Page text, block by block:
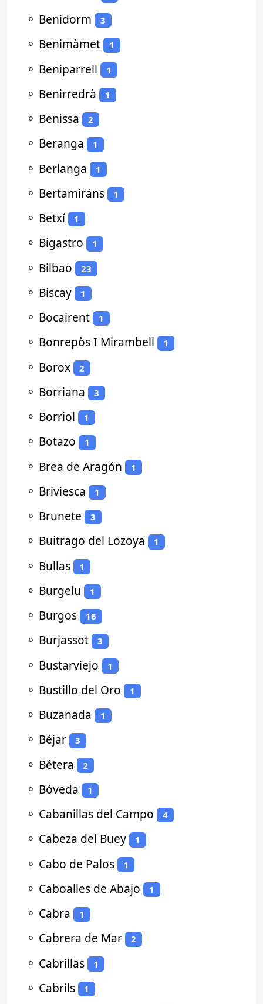
⚬ Benidorm 3
⚬ Benimàmet 1
⚬ Beniparrell 1
⚬ Benirredrà 1
⚬ Benissa 2
⚬ Beranga 1
⚬ Berlanga 1
⚬ Bertamiráns 1
⚬ Betxí 1
⚬ Bigastro 1
⚬ Bilbao 23
⚬ Biscay 1
⚬ Bocairent 1
⚬ Bonrepòs I Mirambell 1
⚬ Borox 2
⚬ Borriana 3
⚬ Borriol 1
⚬ Botazo 1
⚬ Brea de Aragón 1
⚬ Briviesca 1
⚬ Brunete 3
⚬ Buitrago del Lozoya 1
⚬ Bullas 1
⚬ Burgelu 1
⚬ Burgos 16
⚬ Burjassot 3
⚬ Bustarviejo 1
⚬ Bustillo del Oro 1
⚬ Buzanada 1
⚬ Béjar 3
⚬ Bétera 2
⚬ Bóveda 1
⚬ Cabanillas del Campo 4
⚬ Cabeza del Buey 1
⚬ Cabo de Palos 1
⚬ Caboalles de Abajo 1
⚬ Cabra 1
⚬ Cabrera de Mar 2
⚬ Cabrillas 1
⚬ Cabrils 1